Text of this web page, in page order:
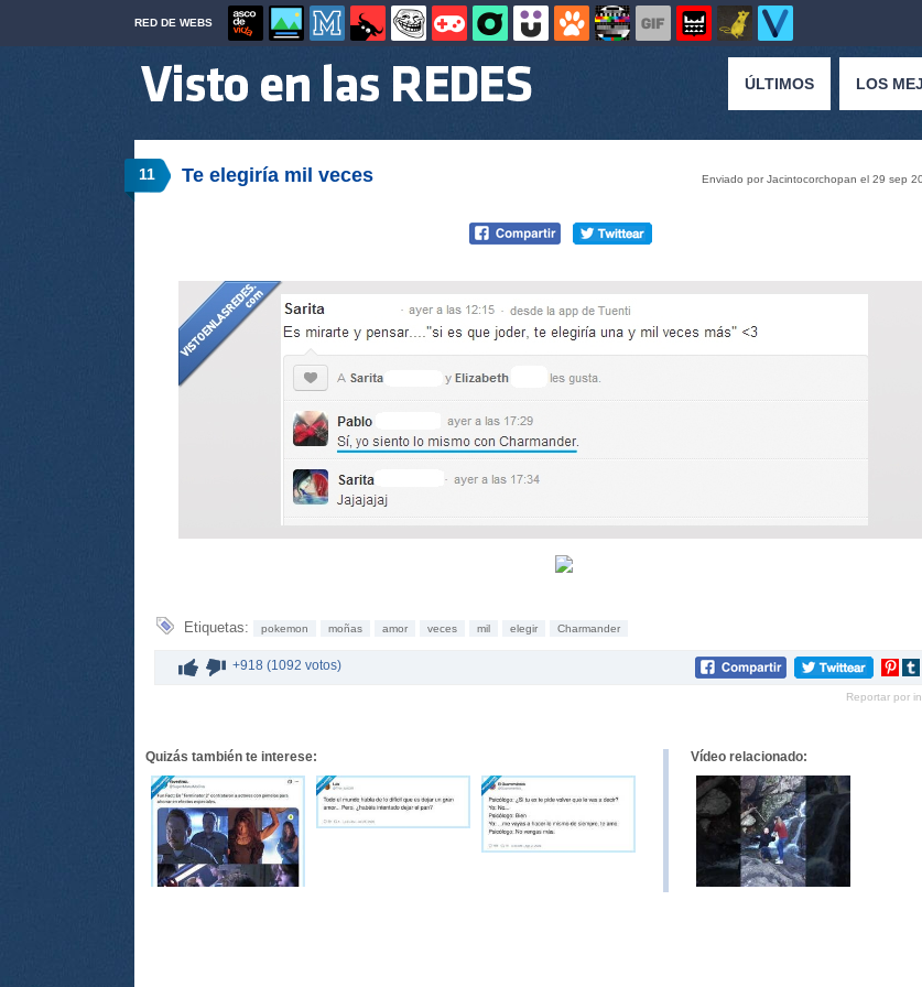
RED DE WEBS
ÚLTIMOS LOS
11 Enviado por Jacintocorchopan el 29 sep
Te elegiría mil veces
Etiquetas: pokemon moñas amor veces mil elegir Charmander
+918 (1092 votos)
Reportar por
Quizás también te interese: Vídeo relacionado: